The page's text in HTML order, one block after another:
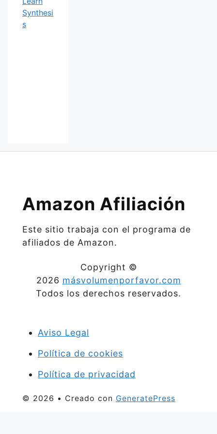
Amazon Afiliación
Este sitio trabaja con el programa de
afiliados de Amazon.
Copyright ©
2026 másvolumenporfavor.com
Todos los derechos reservados.
Aviso Legal
Política de cookies
Política de privacidad
© 2026 • Creado con GeneratePress